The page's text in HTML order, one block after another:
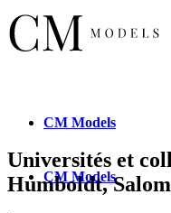
CM Models
CM Models
Universités et
Humboldt,